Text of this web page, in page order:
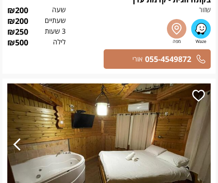
שזור שעה ₪200
שעתיים ₪200
3 שעות ₪250
לילה ₪500
055-4549872 אורי